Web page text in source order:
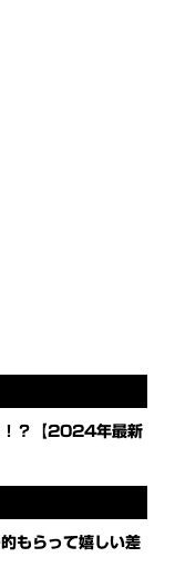
！？【2024年最新
もらって嬉しい差